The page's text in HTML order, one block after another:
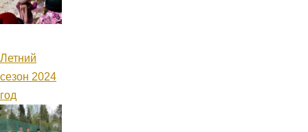
Летний
сезон 2024
год